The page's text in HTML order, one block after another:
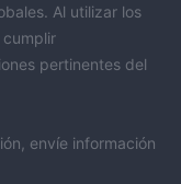
Al utilizar los
cumplir
pertinentes del
envíe información